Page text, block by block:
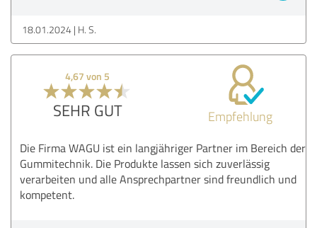
18.01.2024 H. S.
4,67 von 5
SEHR GUT Empfehlung
Die Firma WAGU ist ein langjähriger Partner im Bereich der
Gummitechnik. Die Produkte lassen sich zuverlässig
verarbeiten und alle Ansprechpartner sind freundlich und
kompetent.